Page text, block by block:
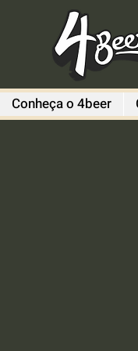
Conheça o 4beer